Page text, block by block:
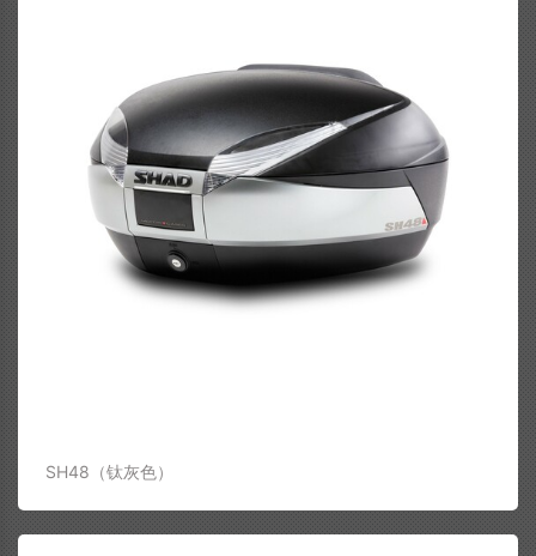
SH48（钛灰色）